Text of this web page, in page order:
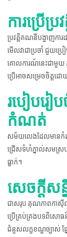
ការប្រើប្
ប្រវត្តិគណនីបង្ហាញការដ
មើលវាជាប្រចាំ ជួយប្រ
គោលការណ៍នេះជាមួយ
ប្រើអាចសម្រេចចិត្តដ
របៀបរ
កំណត់
សម័យលេងដែលមានកំ
ជ្រើសទំហំភ្នាល់សមស្រប
ធ្លាក់។
សេចក្តីសន្
ជាសរុប គុណភាពកាស៊ី
ប្រើគ្រប់គ្រងបទពិសោធន៍
ជំនួសលក្ខខណ្ឌច្បាស់ ផ្ន